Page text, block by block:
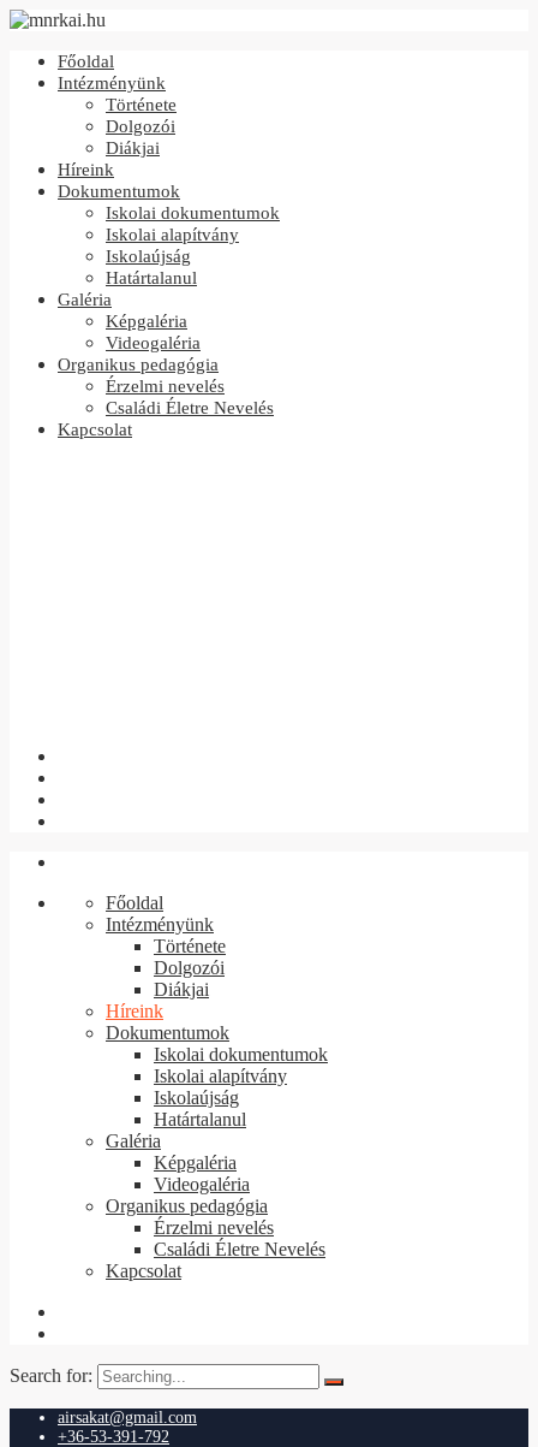
Főoldal
Intézményünk
Története
Dolgozói
Diákjai
Híreink
Dokumentumok
Iskolai dokumentumok
Iskolai alapítvány
Iskolaújság
Határtalanul
Galéria
Képgaléria
Videogaléria
Organikus pedagógia
Érzelmi nevelés
Családi Életre Nevelés
Kapcsolat
Főoldal
Intézményünk
Története
Dolgozói
Diákjai
Híreink
Dokumentumok
Iskolai dokumentumok
Iskolai alapítvány
Iskolaújság
Határtalanul
Galéria
Képgaléria
Videogaléria
Organikus pedagógia
Érzelmi nevelés
Családi Életre Nevelés
Kapcsolat
Search for:
airsakat@gmail.com
+36-53-391-792